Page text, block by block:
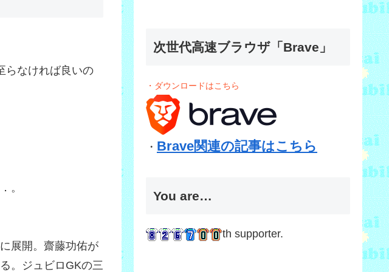
らなければ良いの
。
展開。齋藤功佑が
。ジュビロGKの三
次世代高速ブラウザ「Brave」
・ダウンロードはこちら
・ Brave関連の記事はこちら
You are…
th supporter.